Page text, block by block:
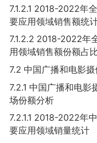
7.1.2.1 2018-2022年
要应用领域销售额统
7.1.2.2 2018-2022年
用领域销售额份额占
7.2 中国广播和电影
7.2.1 中国广播和电影
场份额分析
7.2.1.1 2018-2022年
要应用领域销量统计